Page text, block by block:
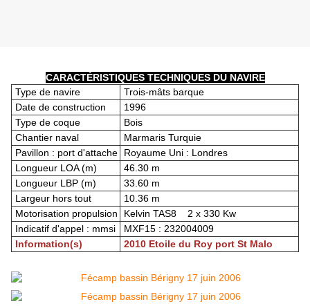
CARACTÉRISTIQUES TECHNIQUES DU NAVIRE
Type de navire
Trois-mâts barque
Date de construction
1996
Type de coque
Bois
Chantier naval
Marmaris Turquie
Pavillon : port d'attache
Royaume Uni : Londres
Longueur LOA (m)
46.30 m
Longueur LBP (m)
33.60 m
Largeur hors tout
10.36 m
Motorisation propulsion
Kelvin TAS8 2 x 330 Kw
Indicatif d'appel : mmsi
MXF15 : 232004009
Information(s)
2010 Etoile du Roy port St Malo